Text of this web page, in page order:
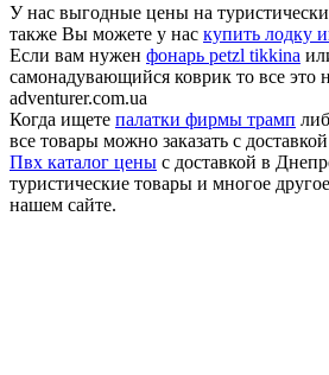
У нас выгодные цены на
также Вы можете у нас купить лодку
Если вам нужен фонарь petzl tikkina
самонадувающийся коврик то все это
adventurer.com.ua
Когда ищете палатки фирмы трамп
все товары можно заказать с
Пвх каталог цены с доставкой в
туристические товары и многое
нашем сайте.